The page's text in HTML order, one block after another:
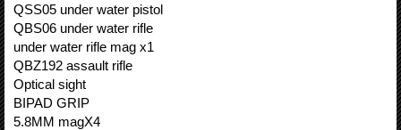
QSS05 under water pistol
QBS06 under water rifle
under water rifle mag x1
QBZ192 assault rifle
Optical sight
BIPAD GRIP
5.8MM magX4